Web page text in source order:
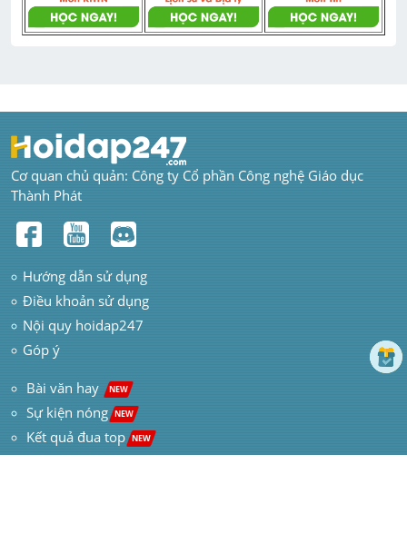
Cơ quan chủ quản: Công ty Cổ phần Công nghệ Giáo dục
Thành Phát
Hướng dẫn sử dụng
Điều khoản sử dụng
Nội quy hoidap247
Góp ý
Bài văn hay NEW
Sự kiện nóng NEW
Kết quả đua top NEW
Thông báo